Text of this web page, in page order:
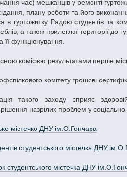
час) мешканців у ремонті
плану роботи та його
в гуртожитку Радою студентів та
а також прилеглої території до
її функціонування.
комісією результатами перше
комітету грошові
такого заходу сприяє здоровій
назрілих проблем у соціально-
містечко ДНУ ім.О.Гончара
студентського містечка ДНУ
студентського містечка ДНУ